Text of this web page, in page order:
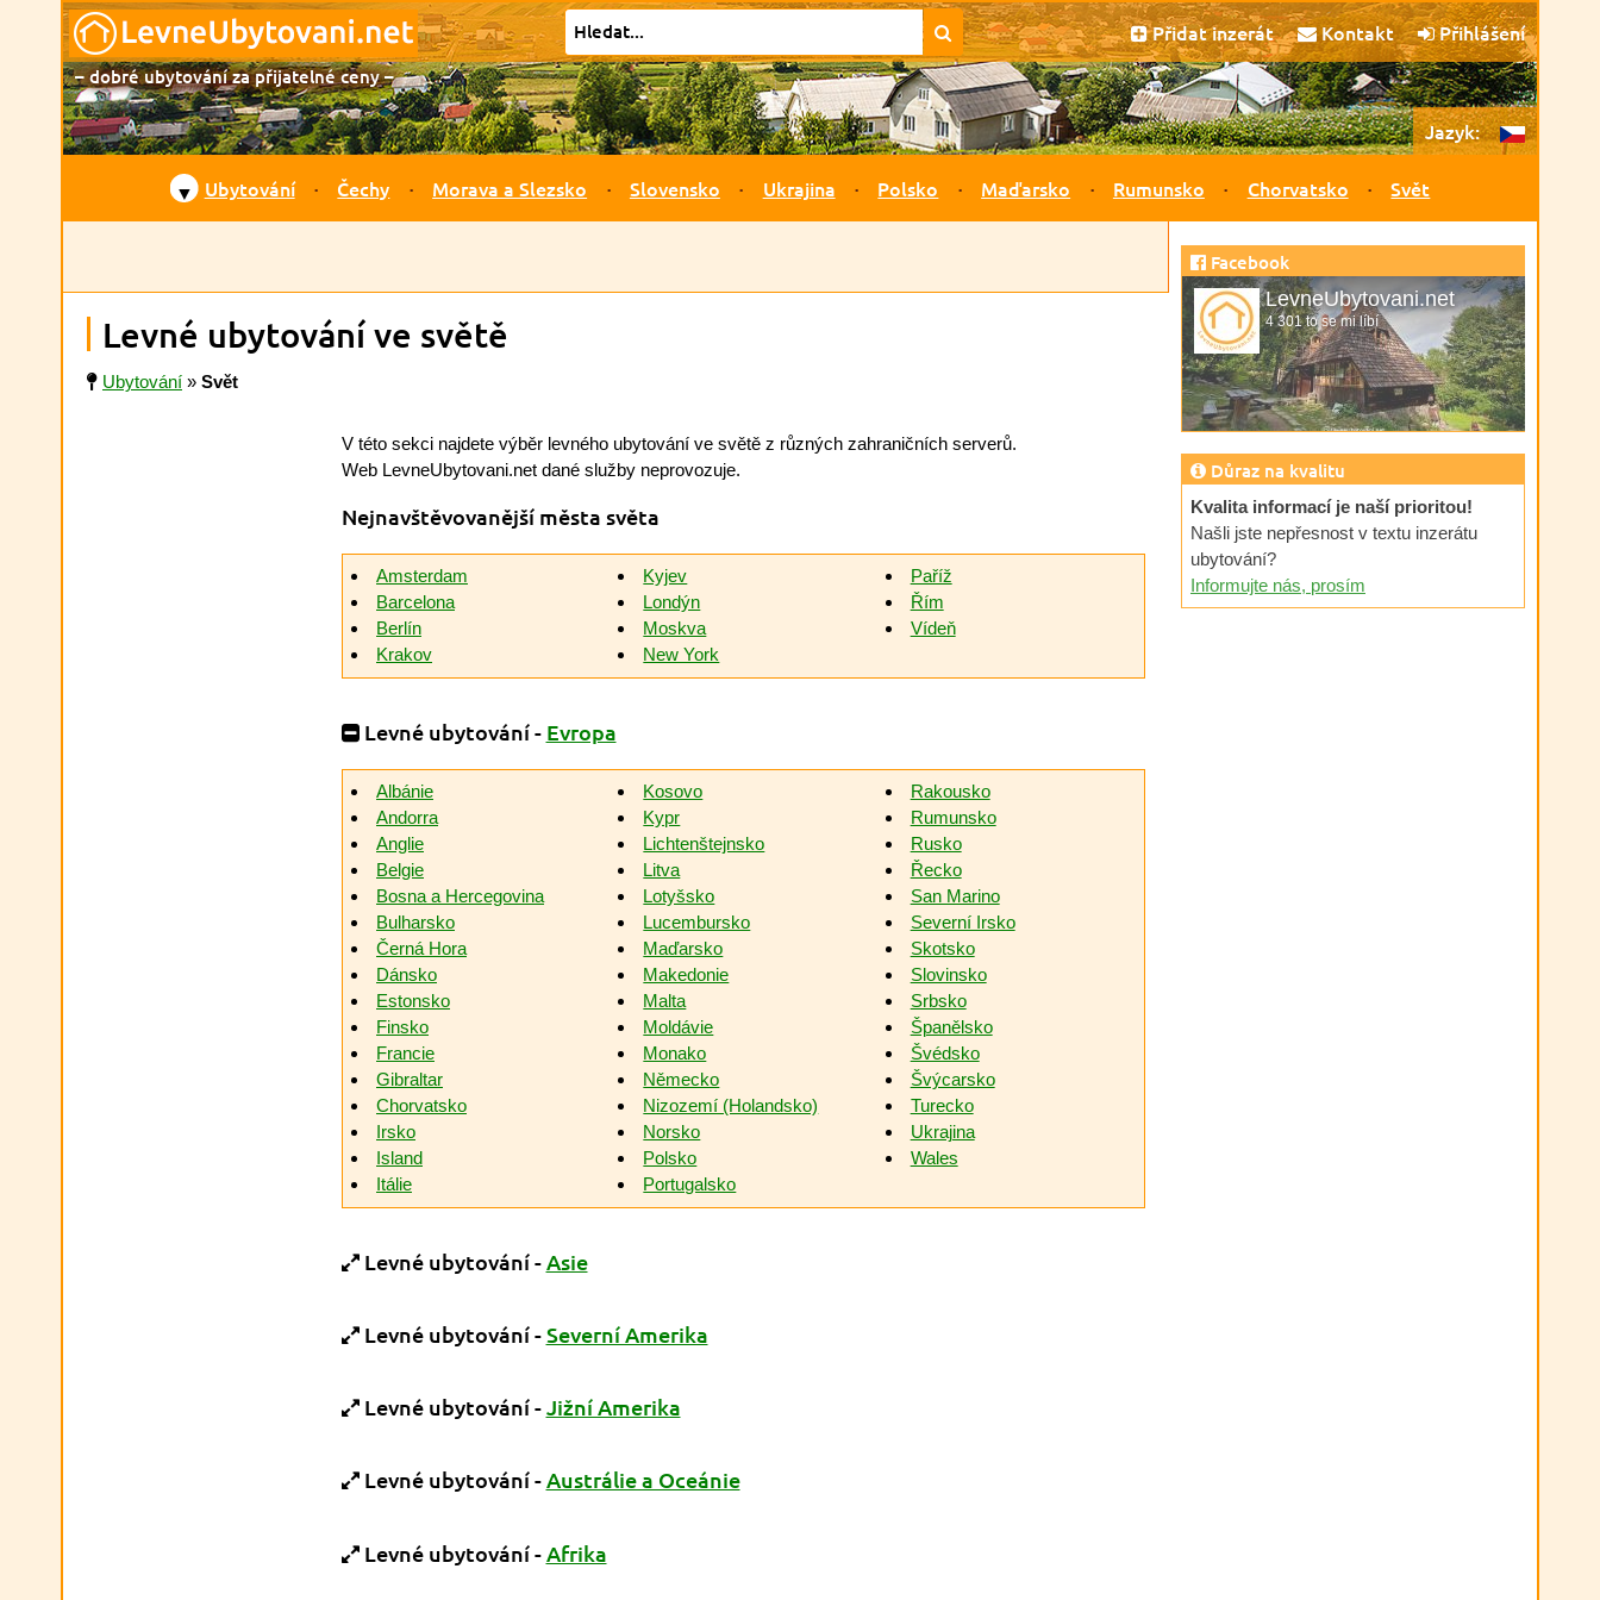
Přidat inzerát Kontakt Přihlášení
– dobré ubytování za přijatelné ceny –
Jazyk:
▼ Ubytování Čechy Morava a Slezsko Slovensko Ukrajina Polsko Maďarsko Rumunsko Chorvatsko Svět
Levné ubytování ve světě
Ubytování » Svět
V této sekci najdete výběr levného ubytování ve světě z různých zahraničních serverů.
Web LevneUbytovani.net dané služby neprovozuje.
Nejnavštěvovanější města světa
Amsterdam
Barcelona
Berlín
Krakov
Kyjev
Londýn
Moskva
New York
Paříž
Řím
Vídeň
Levné ubytování- Evropa
Albánie
Andorra
Anglie
Belgie
Bosna a Hercegovina
Bulharsko
Černá Hora
Dánsko
Estonsko
Finsko
Francie
Gibraltar
Chorvatsko
Irsko
Island
Itálie
Kosovo
Kypr
Lichtenštejnsko
Litva
Lotyšsko
Lucembursko
Maďarsko
Makedonie
Malta
Moldávie
Monako
Německo
Nizozemí (Holandsko)
Norsko
Polsko
Portugalsko
Rakousko
Rumunsko
Rusko
Řecko
San Marino
Severní Irsko
Skotsko
Slovinsko
Srbsko
Španělsko
Švédsko
Švýcarsko
Turecko
Ukrajina
Wales
Levné ubytování-Asie
Levné ubytování-Severní Amerika
Levné ubytování-Jižní Amerika
Levné ubytování-Austrálie a Oceánie
Levné ubytování- Afrika
Facebook
LevneUbytovani.net
4 301 to se mi líbí
Důraz na kvalitu
Kvalita informací je naší prioritou!
Našli jste nepřesnost v textu inzerátu
ubytování?
Informujte nás, prosím